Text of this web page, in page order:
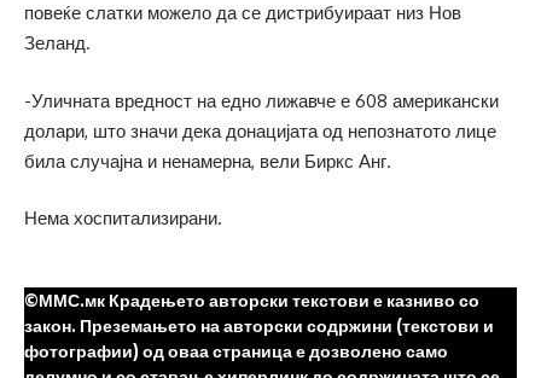
повеќе слатки можело да се дистрибуираат низ Нов
Зеланд.
-Уличната вредност на едно лижавче е 608 американски
долари, што значи дека донацијата од непознатото лице
била случајна и ненамерна, вели Биркс Анг.
Нема хоспитализирани.
©ММС.мк Крадењето авторски текстови е казниво со
закон. Преземањето на авторски содржини (текстови и
фотографии) од оваа страница е дозволено само